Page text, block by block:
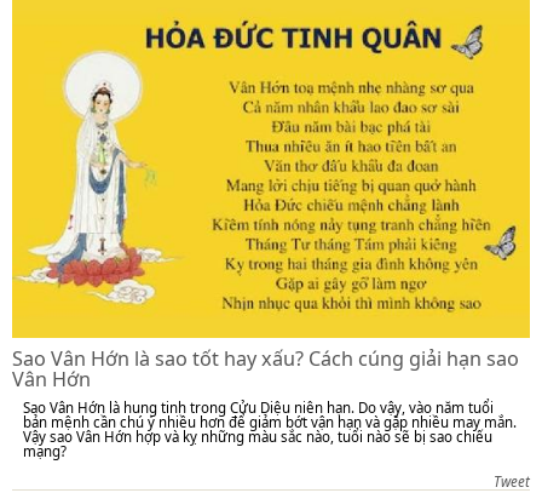
Sao Vân Hớn là sao tốt hay xấu? Cách cúng giải hạn sao
Vân Hớn
Sao Vân Hớn là hung tinh trong Cửu Diệu niên hạn. Do vậy, vào năm tuổi
bản mệnh cần chú ý nhiều hơn để giảm bớt vận hạn và gặp nhiều may mắn.
Vậy sao Vân Hớn hợp và kỵ những màu sắc nào, tuổi nào sẽ bị sao chiếu
mạng?
Tweet